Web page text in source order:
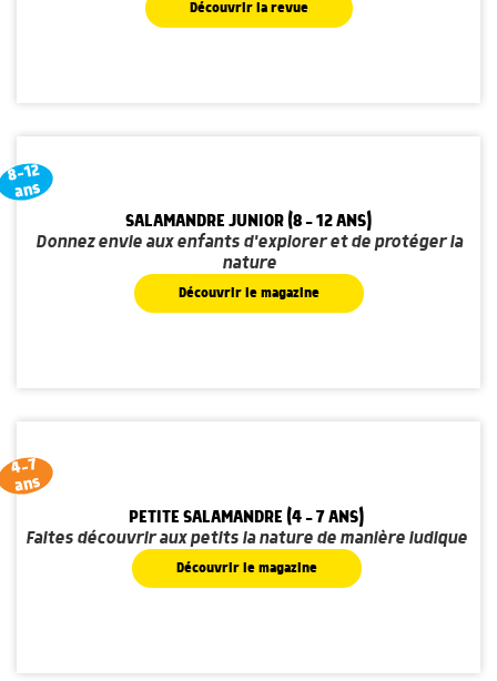
Découvrir la revue
8-12
ans
SALAMANDRE JUNIOR (8 - 12 ANS)
Donnez envie aux enfants d'explorer et de protéger la
nature
Découvrir le magazine
4-7
ans
PETITE SALAMANDRE (4 - 7 ANS)
Faites découvrir aux petits la nature de manière ludique
Découvrir le magazine